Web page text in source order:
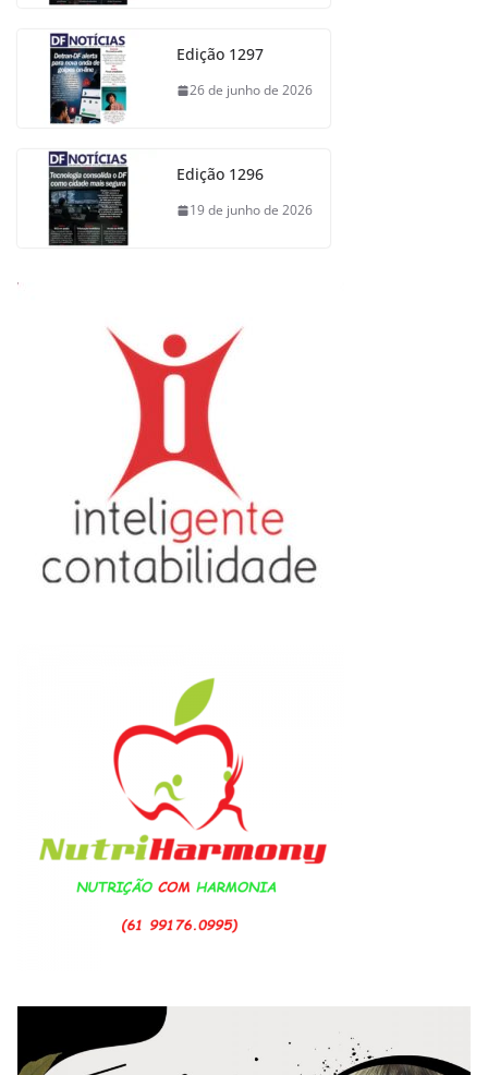
Edição 1297
26 de junho de 2026
Edição 1296
19 de junho de 2026